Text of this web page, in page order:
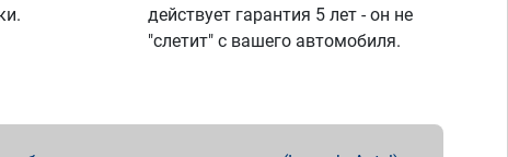
действует гарантия 5 лет - он не
"слетит" с вашего автомобиля.